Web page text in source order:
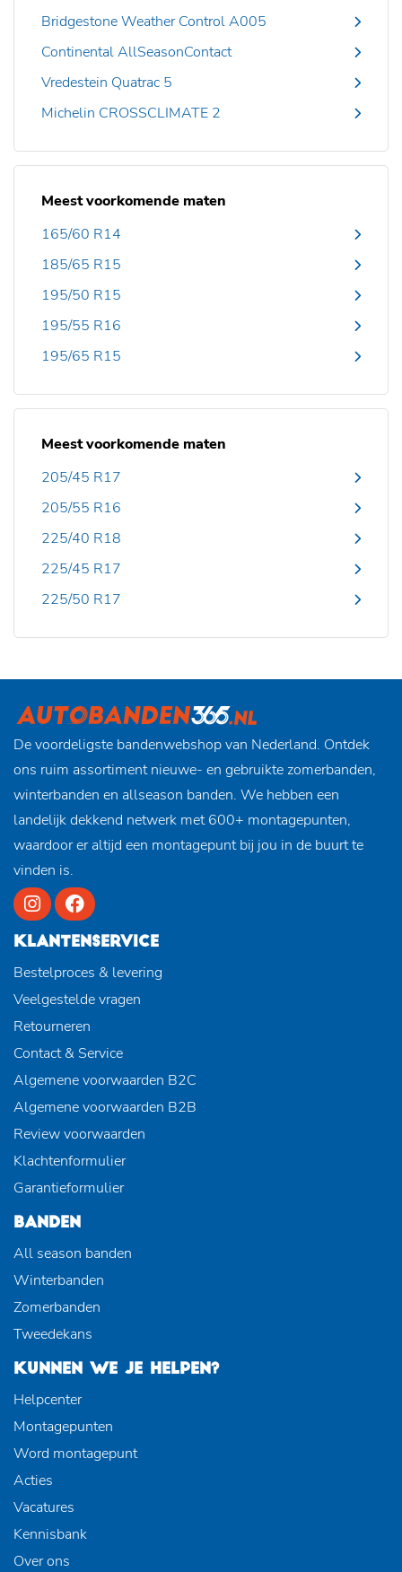
Bridgestone Weather Control A005
Continental AllSeasonContact
Vredestein Quatrac 5
Michelin CROSSCLIMATE 2
Meest voorkomende maten
165/60 R14
185/65 R15
195/50 R15
195/55 R16
195/65 R15
Meest voorkomende maten
205/45 R17
205/55 R16
225/40 R18
225/45 R17
225/50 R17
De voordeligste bandenwebshop van Nederland. Ontdek
ons ruim assortiment nieuwe- en gebruikte zomerbanden,
winterbanden en allseason banden. We hebben een
landelijk dekkend netwerk met 600+ montagepunten,
waardoor er altijd een montagepunt bij jou in de buurt te
vinden is.
KLANTENSERVICE
Bestelproces & levering
Veelgestelde vragen
Retourneren
Contact & Service
Algemene voorwaarden B2C
Algemene voorwaarden B2B
Review voorwaarden
Klachtenformulier
Garantieformulier
BANDEN
All season banden
Winterbanden
Zomerbanden
Tweedekans
KUNNEN WE JE HELPEN?
Helpcenter
Montagepunten
Word montagepunt
Acties
Vacatures
Kennisbank
Over ons